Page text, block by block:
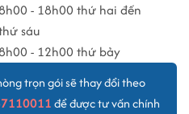
- 18h00 thứ hai đến
sáu
- 12h00 thứ bảy
trọn gói sẽ thay đổi theo
để được tư vấn chính